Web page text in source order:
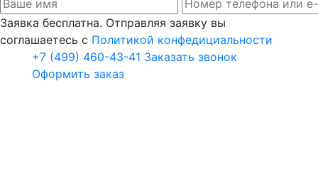
Заявка бесплатна. Отправляя заявку вы
соглашаетесь с Политикой конфедициальности
+7 (499) 460-43-41 Заказать звонок
Оформить заказ